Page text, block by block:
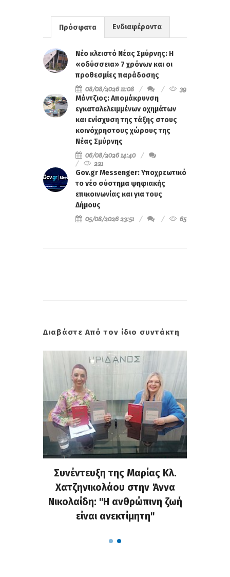
Πρόσφατα Ενδιαφέροντα
Νέο κλειστό Νέας Σμύρνης: Η
«οδύσσεια» 7 χρόνων και οι
προθεσμίες παράδοσης
08/08/2026 11:08
39
Μάντζιος: Απομάκρυνση
εγκαταλελειμμένων οχημάτων
και ενίσχυση της τάξης στους
κοινόχρηστους χώρους της
Νέας Σμύρνης
06/08/2026 14:40
221
Gov.gr Messenger: Υποχρεωτικό
το νέο σύστημα ψηφιακής
επικοινωνίας και για τους
Δήμους
05/08/2026 23:51
65
Διαβάστε Από τον ίδιο συντάκτη
Συνέντευξη της Μαρίας Κλ.
Χατζηνικολάου στην Άννα
Νικολαίδη: "Η ανθρώπινη ζωή
είναι ανεκτίμητη"